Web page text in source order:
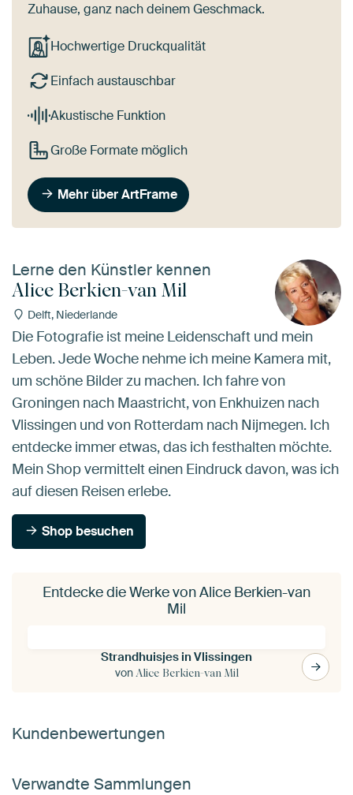
Zuhause, ganz nach deinem Geschmack.
Hochwertige Druckqualität
Einfach austauschbar
Akustische Funktion
Große Formate möglich
Mehr über ArtFrame
Lerne den Künstler kennen
Alice Berkien-van Mil
Delft, Niederlande
Die Fotografie ist meine Leidenschaft und mein
Leben. Jede Woche nehme ich meine Kamera mit,
um schöne Bilder zu machen. Ich fahre von
Groningen nach Maastricht, von Enkhuizen nach
Vlissingen und von Rotterdam nach Nijmegen. Ich
entdecke immer etwas, das ich festhalten möchte.
Mein Shop vermittelt einen Eindruck davon, was ich
auf diesen Reisen erlebe.
Shop besuchen
Entdecke die Werke von Alice Berkien-van
Mil
Strandhuisjes in Vlissingen
von Alice Berkien-van Mil
Kundenbewertungen
Verwandte Sammlungen